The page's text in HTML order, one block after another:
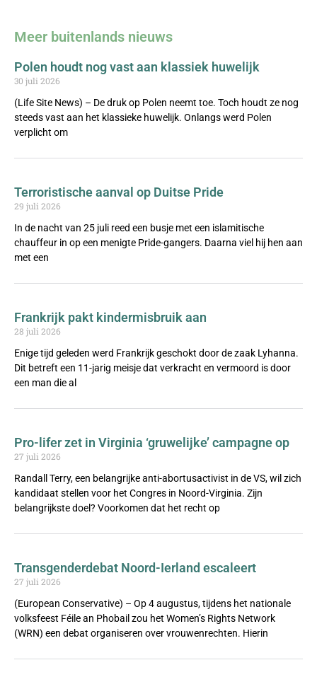
Meer buitenlands nieuws
Polen houdt nog vast aan klassiek huwelijk
30 juli 2026
(Life Site News) – De druk op Polen neemt toe. Toch houdt ze nog
steeds vast aan het klassieke huwelijk. Onlangs werd Polen
verplicht om
Terroristische aanval op Duitse Pride
29 juli 2026
In de nacht van 25 juli reed een busje met een islamitische
chauffeur in op een menigte Pride-gangers. Daarna viel hij hen aan
met een
Frankrijk pakt kindermisbruik aan
28 juli 2026
Enige tijd geleden werd Frankrijk geschokt door de zaak Lyhanna.
Dit betreft een 11-jarig meisje dat verkracht en vermoord is door
een man die al
Pro-lifer zet in Virginia ‘gruwelijke’ campagne op
27 juli 2026
Randall Terry, een belangrijke anti-abortusactivist in de VS, wil zich
kandidaat stellen voor het Congres in Noord-Virginia. Zijn
belangrijkste doel? Voorkomen dat het recht op
Transgenderdebat Noord-Ierland escaleert
27 juli 2026
(European Conservative) – Op 4 augustus, tijdens het nationale
volksfeest Féile an Phobail zou het Women’s Rights Network
(WRN) een debat organiseren over vrouwenrechten. Hierin